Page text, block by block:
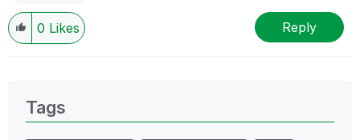
0 Likes Reply
Tags